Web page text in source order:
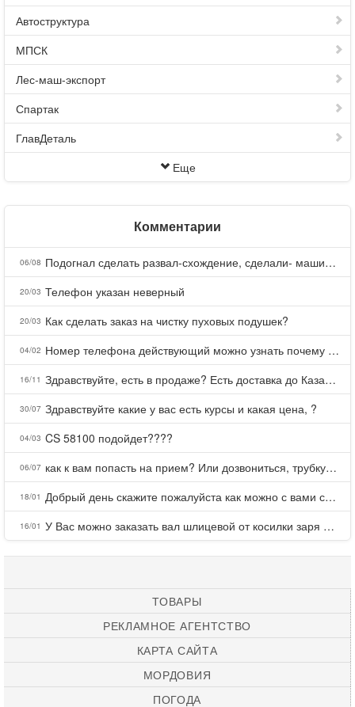
Автоструктура
МПСК
Лес-маш-экспорт
Спартак
ГлавДеталь
Еще
Комментарии
06/08 Подогнал сделать развал-схождение, сделали- машина уходит на право и колеса проверил все хорошо с атмосферами ужас как можно делать авто, не ужели не берегут свою репутацию, не советую.
20/03 Телефон указан неверный
20/03 Как сделать заказ на чистку пуховых подушек?
04/02 Номер телефона действующий можно узнать почему номер неправельный
16/11 Здравствуйте, есть в продаже? Есть доставка до Казани?
30/07 Здравствуйте какие у вас есть курсы и какая цена, ?
04/03 CS 58100 подойдет????
06/07 как к вам попасть на прием? Или дозвониться, трубку не берете.
18/01 Добрый день скажите пожалуйста как можно с вами связаться . Телефон не отвечает .Заказала кухню в тц Хороший есть претензии а менеджер контактов не дает .Что делать?
16/01 У Вас можно заказать вал шлицевой от косилки заря для мтз, который соединяет мотоблок с косилкой.?
ТОВАРЫ
РЕКЛАМНОЕ АГЕНТСТВО
КАРТА САЙТА
МОРДОВИЯ
ПОГОДА